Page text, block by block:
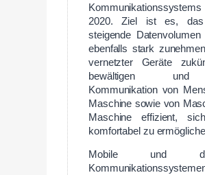
2020. Ziel ist es, das
steigende
ebenfalls stark
vernetzter Geräte
bewältigen
Kommunikation von
Maschine sowie von
Maschine effizient,
komfortabel zu
Mobile und